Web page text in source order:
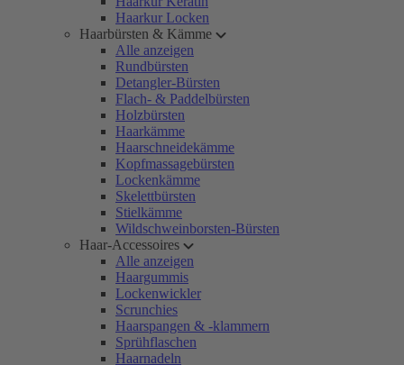
Haarkur Locken
Haarbürsten & Kämme
Alle anzeigen
Rundbürsten
Detangler-Bürsten
Flach- & Paddelbürsten
Holzbürsten
Haarkämme
Haarschneidekämme
Kopfmassagebürsten
Lockenkämme
Skelettbürsten
Stielkämme
Wildschweinborsten-Bürsten
Haar-Accessoires
Alle anzeigen
Haargummis
Lockenwickler
Scrunchies
Haarspangen & -klammern
Sprühflaschen
Haarnadeln